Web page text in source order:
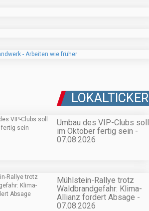
LOKALTICKER
Umbau des VIP-Clubs soll
im Oktober fertig sein -
07.08.2026
Mühlstein-Rallye trotz
Waldbrandgefahr: Klima-
Allianz fordert Absage -
07.08.2026